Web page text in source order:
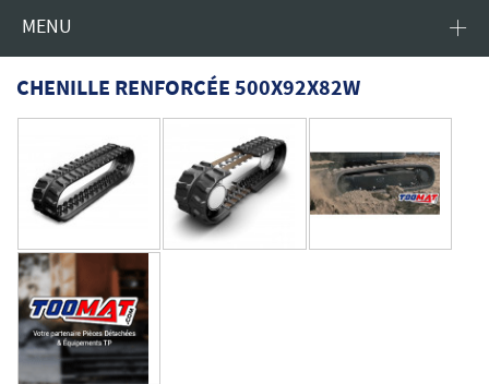
MENU
CHENILLE RENFORCÉE 500X92X82W